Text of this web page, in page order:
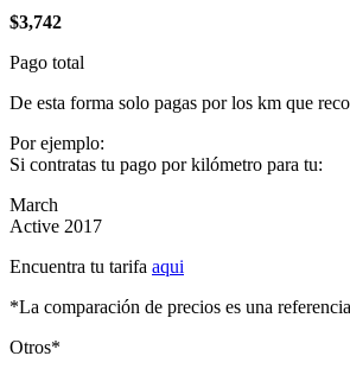
$3,742
Pago total
De esta forma solo pagas por los km que
Por ejemplo:
Si contratas tu pago por kilómetro para tu:
March
Active 2017
Encuentra tu tarifa aqui
*La comparación de precios es una
Otros*